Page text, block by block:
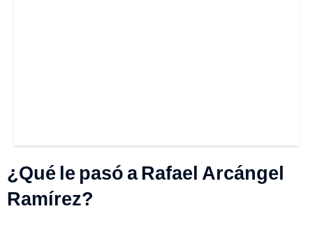
¿Qué le pasó a Rafael Arcángel
Ramírez?